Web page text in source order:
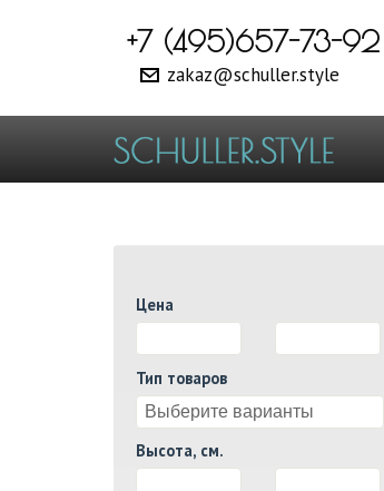
+7 (495)657-73-92
zakaz@schuller.style
Цена
Тип товаров
Высота, см.